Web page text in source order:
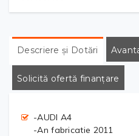
Descriere și Dotări
Solicită ofertă finanțare
-AUDI A4
-An fabricatie 2011